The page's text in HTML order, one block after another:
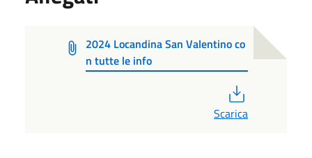
2024 Locandina San Valentino co
n tutte le info
Scarica